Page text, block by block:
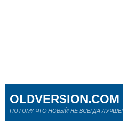
OLDVERSION.COM
ПОТОМУ ЧТО НОВЫЙ НЕ ВСЕГДА ЛУЧШЕ!